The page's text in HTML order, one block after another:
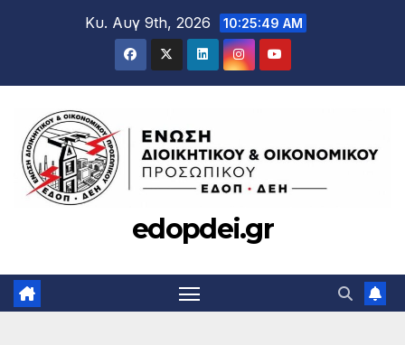
Κυ. Αυγ 9th, 2026 10:25:50 AM
edopdei.gr